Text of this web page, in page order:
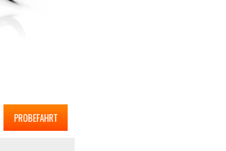
PROBEFAHRT